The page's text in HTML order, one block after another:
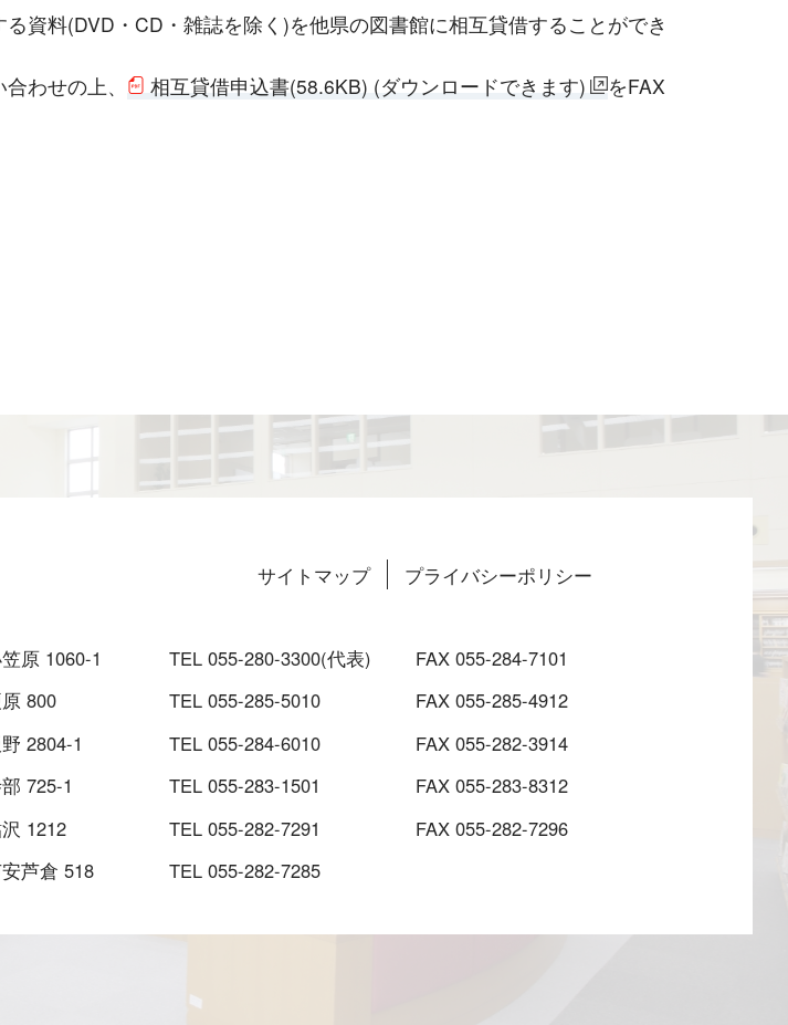
資料(DVD・CD・雑誌を除く)を他県の図書館に相互貸借することができ
わせの上、
相互貸借申込書(58.6KB) (ダウンロードできます)
をFAX
サイトマップ プライバシーポリシー
原 1060-1 TEL 055-280-3300(代表)
FAX 055-284-7101
800 TEL 055-285-5010
FAX 055-285-4912
2804-1 TEL 055-284-6010
FAX 055-282-3914
725-1 TEL 055-283-1501
FAX 055-283-8312
1212 TEL 055-282-7291
FAX 055-282-7296
芦倉 518 TEL 055-282-7285